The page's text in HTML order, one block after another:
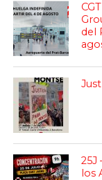
del
25J
los